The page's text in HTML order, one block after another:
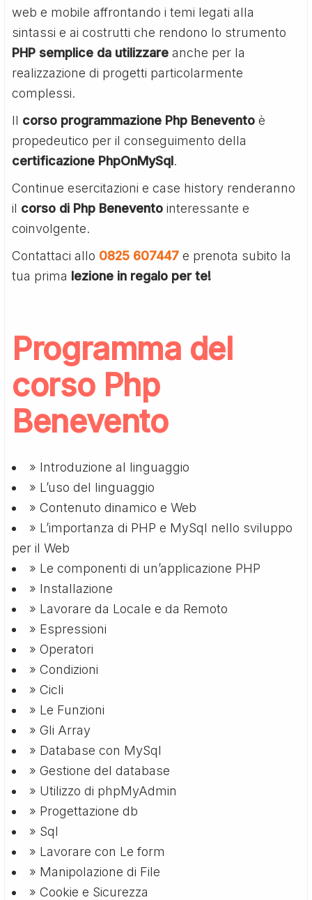
web e mobile affrontando i temi legati alla
sintassi e ai costrutti che rendono lo strumento
PHP semplice da utilizzare anche per la
realizzazione di progetti particolarmente
complessi.
Il corso programmazione Php Benevento è
propedeutico per il conseguimento della
certificazione PhpOnMySql.
Continue esercitazioni e case history renderanno
il corso di Php Benevento interessante e
coinvolgente.
Contattaci allo 0825 607447 e prenota subito la
tua prima lezione in regalo per te!
Programma del
corso Php
Benevento
» Introduzione al linguaggio
» L’uso del linguaggio
» Contenuto dinamico e Web
» L’importanza di PHP e MySql nello sviluppo
per il Web
» Le componenti di un’applicazione PHP
» Installazione
» Lavorare da Locale e da Remoto
» Espressioni
» Operatori
» Condizioni
» Cicli
» Le Funzioni
» Gli Array
» Database con MySql
» Gestione del database
» Utilizzo di phpMyAdmin
» Progettazione db
» Sql
» Lavorare con Le form
» Manipolazione di File
» Cookie e Sicurezza